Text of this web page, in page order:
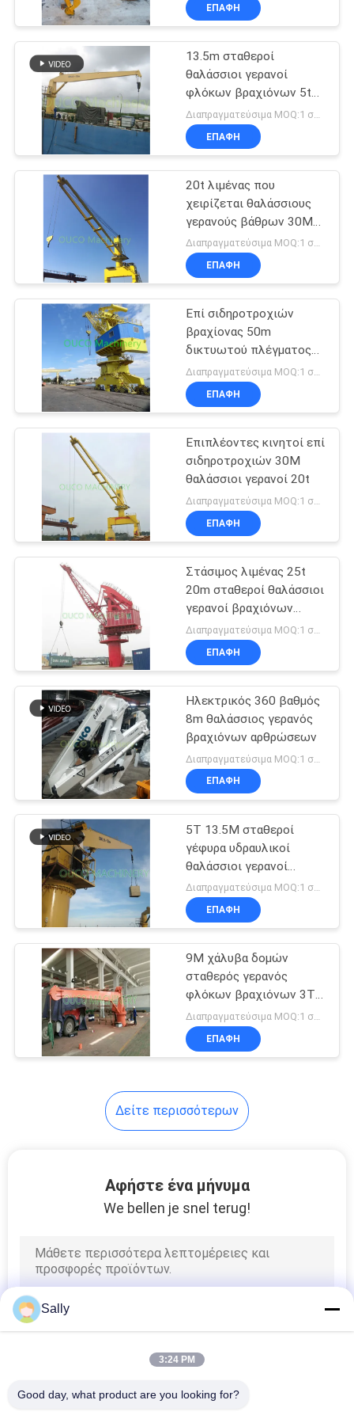
ΕΜΆΣ
ΕΠΙΣΚΈΨΕΙΣ
ΣΤΟ
ΕΡΓΟΣΤΆΣΙΟ
ΈΛΕΓΧΟΣ
ΠΟΙΌΤΗΤΑΣ
ΕΙΔΉΣΕΙΣ
ΥΠΟΘΈΣΕΙΣ
CONTACT
SITEMAP
ΠΟΛΙΤΙΚΉ
ΑΠΟΡΡΉΤΟΥ
Κάδος αρπαγών
Clamshell
Υδραυλικός κάδος
αρπαγών
30
Ασύρματη αρπαγή
τηλεχειρισμού
57
Θαλάσσιοι γερανοί
123
Παράκτιος γερανός
βάθρων
Γερανοί
καταστρωμάτων
πλοίων
Τηλεσκοπικός
Τοποθετημένος
φορτηγό γερανός
ΕΠΑΦΉ
13.5m σταθεροί
θαλάσσιοι γερανοί
φλόκων βραχιόνων 5t
CCS υδραυλικοί
ΕΠΑΦΉ
20t λιμένας που
χειρίζεται θαλάσσιους
γερανούς βάθρων 30M
τους ηλεκτρικούς
Διαπραγματεύσιμα MOQ:1 σύνολο
ΕΠΑΦΉ
Επί σιδηροτροχιών
βραχίονας 50m
δικτυωτού πλέγματος
30t κινητός λιμενικός
γερανός
Διαπραγματεύσιμα MOQ:1 σύνολο
ΕΠΑΦΉ
Επιπλέοντες κινητοί επί
σιδηροτροχιών 30M
θαλάσσιοι γερανοί 20t
ΕΠΑΦΉ
Στάσιμος λιμένας 25t
20m σταθεροί θαλάσσιοι
γερανοί βραχιόνων
δικτυωτού πλέγματος
ΕΠΑΦΉ
Ηλεκτρικός 360 βαθμός
8m θαλάσσιος γερανός
βραχιόνων αρθρώσεων
ΕΠΑΦΉ
5T 13.5M σταθεροί
γέφυρα υδραυλικοί
θαλάσσιοι γερανοί
βραχιόνων
Διαπραγματεύσιμα MOQ:1 σύνολο
ΕΠΑΦΉ
9M χάλυβα δομών
σταθερός γερανός
φλόκων βραχιόνων 3T
θαλάσσιος
Διαπραγματεύσιμα MOQ:1 σύνολο
ΕΠΑΦΉ
Δείτε περισσότερων
Αφήστε ένα μήνυμα
We bellen je snel terug!
Sally
3:24 PM
Good day, what product are you looking for?